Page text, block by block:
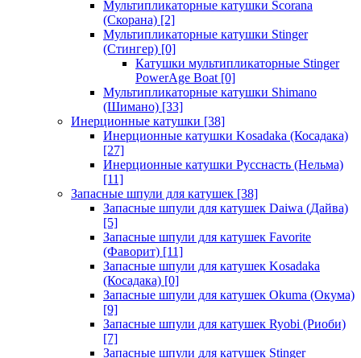
Мультипликаторные катушки Scorana
(Скорана) [2]
Мультипликаторные катушки Stinger
(Стингер) [0]
Катушки мультипликаторные Stinger
PowerAge Boat [0]
Мультипликаторные катушки Shimano
(Шимано) [33]
Инерционные катушки [38]
Инерционные катушки Kosadaka (Косадака)
[27]
Инерционные катушки Русснасть (Нельма)
[11]
Запасные шпули для катушек [38]
Запасные шпули для катушек Daiwa (Дайва)
[5]
Запасные шпули для катушек Favorite
(Фаворит) [11]
Запасные шпули для катушек Kosadaka
(Косадака) [0]
Запасные шпули для катушек Okuma (Окума)
[9]
Запасные шпули для катушек Ryobi (Риоби)
[7]
Запасные шпули для катушек Stinger